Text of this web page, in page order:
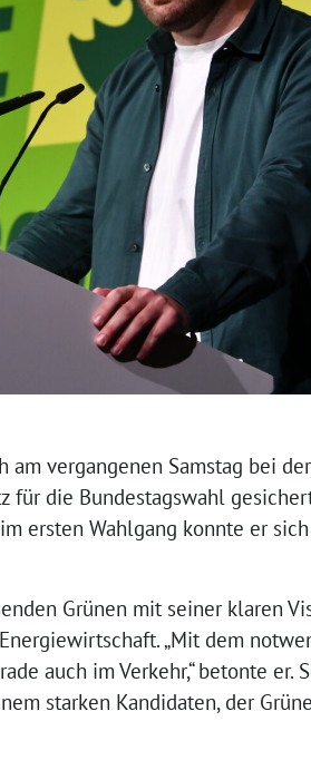
am vergangenen Samstag bei
für die Bundestagswahl
ersten Wahlgang konnte er
Grünen mit seiner klaren
„Mit dem
auch im Verkehr,“ betonte er.
starken Kandidaten, der